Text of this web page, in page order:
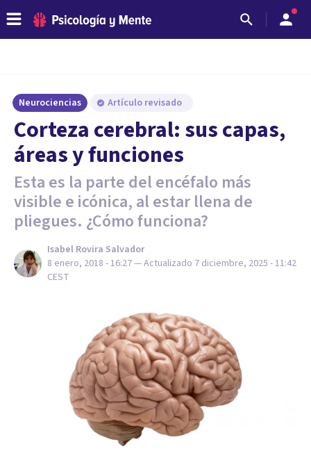
Neurociencias Artículo revisado
Corteza cerebral: sus capas,
áreas y funciones
Esta es la parte del encéfalo más
visible e icónica, al estar llena de
pliegues. ¿Cómo funciona?
Isabel Rovira Salvador
8 enero, 2018 - 16:27— Actualizado 7 diciembre, 2025 - 11:42
CEST